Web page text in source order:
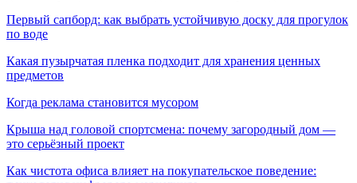
Первый сапборд: как выбрать устойчивую доску для прогулок
по воде
Какая пузырчатая пленка подходит для хранения ценных
предметов
Когда реклама становится мусором
Крыша над головой спортсмена: почему загородный дом —
это серьёзный проект
Как чистота офиса влияет на покупательское поведение: